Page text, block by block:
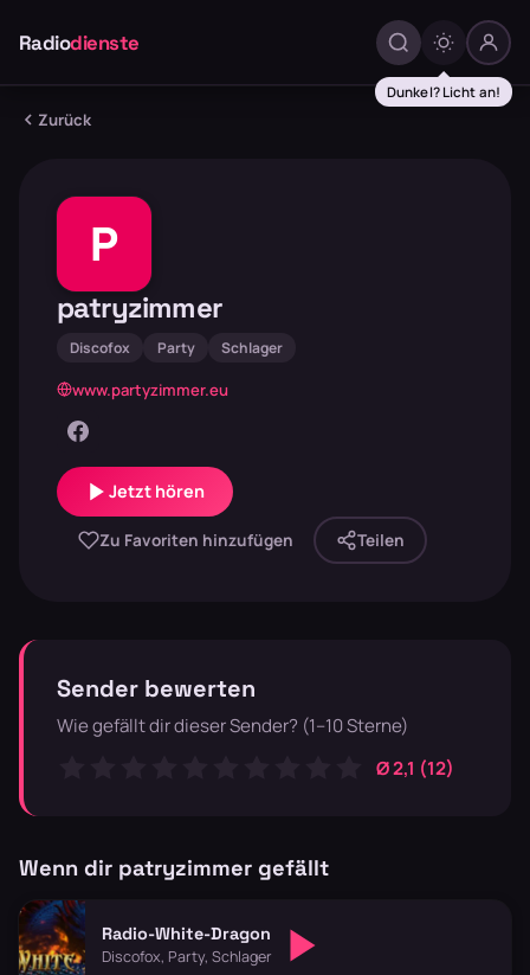
Radiodienste
Dunkel? Licht an!
Zurück
P
patryzimmer
Discofox Party Schlager
www.partyzimmer.eu
Jetzt hören
Zu Favoriten hinzufügen Teilen
Sender bewerten
Wie gefällt dir dieser Sender? (1–10 Sterne)
Ø 2,1 (12)
Wenn dir patryzimmer gefällt
Radio-White-Dragon
Discofox, Party, Schlager